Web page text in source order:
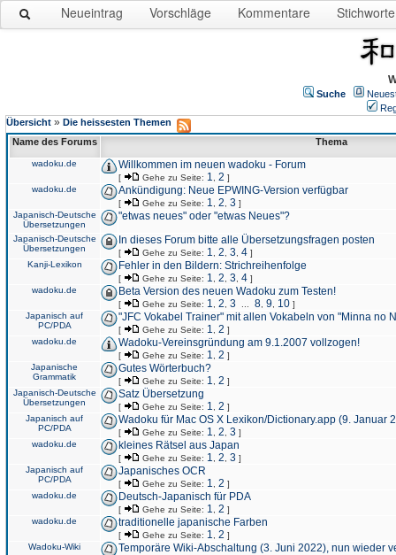
Neueintrag Vorschläge Kommentare Stichworte
Suche
Übersicht » Die heissesten Themen
Name des Forums
Thema
wadoku.de Willkommen im neuen wadoku - Forum
[ Gehe zu Seite: 1 2 ]
wadoku.de
Ankündigung: Neue EPWING-Version verfügbar
[ Gehe zu Seite: 1 2 3 ]
Japanisch-Deutsche
Übersetzungen
"etwas neues" oder "etwas Neues"?
Japanisch-Deutsche
Übersetzungen
In dieses Forum bitte alle Übersetzungsfragen posten
[ Gehe zu Seite: 1 2 3 4 ]
Kanji-Lexikon
Fehler in den Bildern: Strichreihenfolge
[ Gehe zu Seite: 1 2 3 4 ]
wadoku.de
Beta Version des neuen Wadoku zum Testen!
[ Gehe zu Seite: 1 2 3 8 9 10 ]
Japanisch auf
PC/PDA
"JFC Vokabel Trainer" mit allen Vokabeln von "Minna no
[ Gehe zu Seite: 1 2 ]
wadoku.de
Wadoku-Vereinsgründung am 9.1.2007 vollzogen!
[ Gehe zu Seite: 1 2 ]
Japanische
Grammatik
Gutes Wörterbuch?
[ Gehe zu Seite: 1 2 ]
Japanisch-Deutsche
Übersetzungen
Satz Übersetzung
[ Gehe zu Seite: 1 2 ]
Japanisch auf
PC/PDA
Wadoku für Mac OS X Lexikon/Dictionary.app (9. Januar
[ Gehe zu Seite: 1 2 3 ]
wadoku.de
kleines Rätsel aus Japan
[ Gehe zu Seite: 1 2 3 ]
Japanisch auf
PC/PDA
Japanisches OCR
[ Gehe zu Seite: 1 2 ]
wadoku.de
Deutsch-Japanisch für PDA
[ Gehe zu Seite: 1 2 ]
wadoku.de
traditionelle japanische Farben
[ Gehe zu Seite: 1 2 ]
Wadoku-Wiki
Temporäre Wiki-Abschaltung (3. Juni 2022), nun wieder